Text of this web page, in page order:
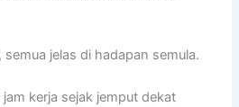
jelas di hadapan semula.
kerja sejak jemput dekat